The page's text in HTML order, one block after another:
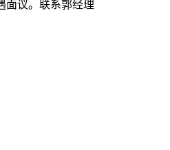
面议。联系郭经理